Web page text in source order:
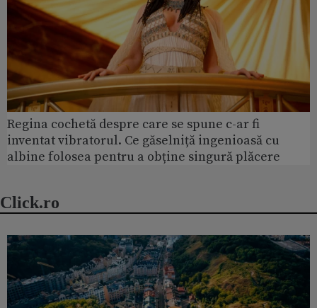
Regina cochetă despre care se spune c-ar fi
inventat vibratorul. Ce găselniță ingenioasă cu
albine folosea pentru a obține singură plăcere
Click.ro